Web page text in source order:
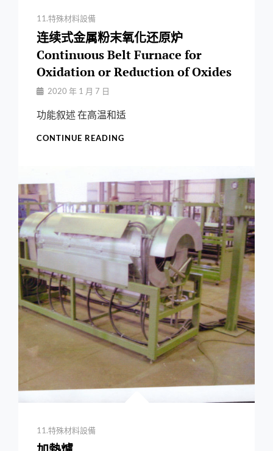
Categories
11.特殊材料設備
连续式金属粉末氧化还原炉
Continuous Belt Furnace for
Oxidation or Reduction of Oxides
By 2020 年 1 月 7 日
功能叙述 在高温和适
CONTINUE READING
粉
末
氧
化
还
原
炉
CONTINUOUS
BELT
FURNACE
FOR
OXIDATION
OR
REDUCTION
OF
Categories
11.特殊材料設備